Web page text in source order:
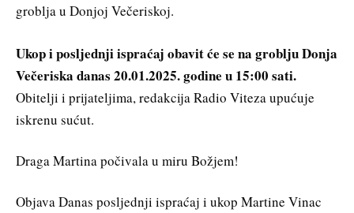
groblja u Donjoj Večeriskoj.
Ukop i posljednji ispraćaj obavit će se na groblju Donja
Večeriska danas 20.01.2025. godine u 15:00 sati.
Obitelji i prijateljima, redakcija Radio Viteza upućuje
iskrenu sućut.
Draga Martina počivala u miru Božjem!
Objava Danas posljednji ispraćaj i ukop Martine Vinac